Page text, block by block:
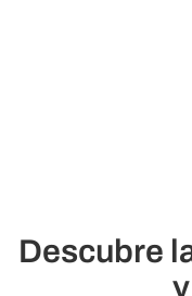
Descubre